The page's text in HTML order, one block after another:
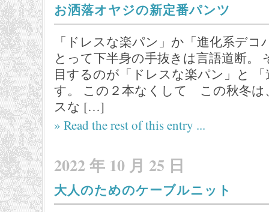
お洒落オヤジの新定番パンツ
「ドレスな楽パン」か「進化系デ
とって下半身の手抜きは言語道断。
目するのが「ドレスな楽パン」と
す。 この２本なくして この秋冬は
スな […]
» Read the rest of this entry ...
2022 年 10 月 25 日
大人のためのケーブルニット